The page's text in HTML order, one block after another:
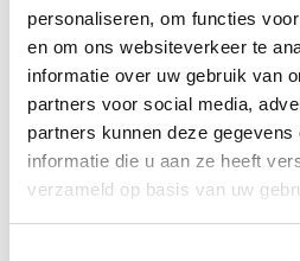
personaliseren, om functies
en om ons websiteverkeer te
informatie over uw gebruik van
partners voor social media,
partners kunnen deze
informatie die u aan ze heeft
verzameld op basis van uw